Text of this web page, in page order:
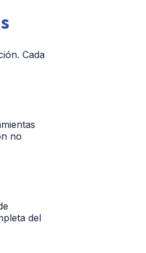
Cada
no
del